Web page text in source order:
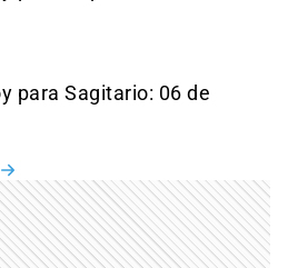
para Sagitario: 06 de